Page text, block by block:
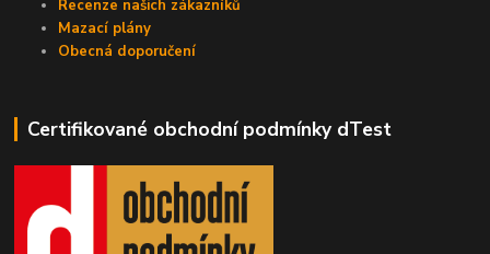
Recenze našich zákazníků
Mazací plány
Obecná doporučení
Certifikované obchodní podmínky dTest